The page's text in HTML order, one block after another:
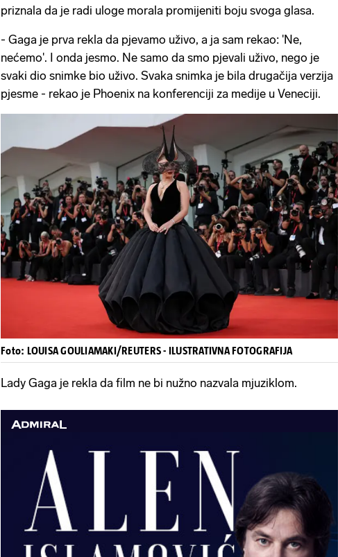
priznala da je radi uloge morala promijeniti boju svoga glasa.
- Gaga je prva rekla da pjevamo uživo, a ja sam rekao: 'Ne,
nećemo'. I onda jesmo. Ne samo da smo pjevali uživo, nego je
svaki dio snimke bio uživo. Svaka snimka je bila drugačija verzija
pjesme - rekao je Phoenix na konferenciji za medije u Veneciji.
Foto: LOUISA GOULIAMAKI/REUTERS - ILUSTRATIVNA FOTOGRAFIJA
Lady Gaga je rekla da film ne bi nužno nazvala mjuziklom.